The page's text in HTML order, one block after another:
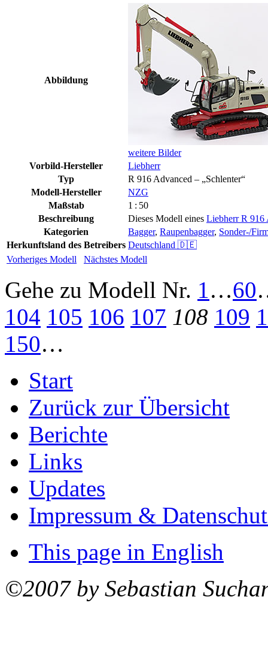
Abbildung
weitere Bilder
Vorbild-Hersteller
Liebherr
Typ
R 916 Advanced – „Schlenter“
Modell-Hersteller
NZG
Maßstab
1 : 50
Beschreibung
Dieses Modell eines Liebherr R 916
Kategorien
Bagger, Raupenbagger, Sonder-/
Herkunftsland des Betreibers Deutschland 🇩🇪
Vorheriges Modell
Nächstes Modell
Gehe zu Modell Nr. 1…60
104 105 106 107 108 109
150…
Start
Zurück zur Übersicht
Berichte
Links
Updates
Impressum &
This page in English
©2007 by Sebastian